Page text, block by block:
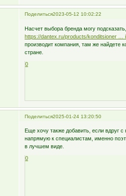
Поделиться2023-05-12 10:02:22
Насчет выбора бренда могу
https://dantex.ru/products/konditsioner …
производит компания, там же найдете
стране.
0
Поделиться2025-01-24 13:20:50
Еще хочу также добавить, если вдруг
напрямую к специалистам, именно
в лучшем виде.
0